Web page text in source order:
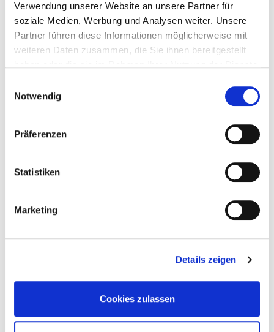
Verwendung unserer Website an unsere Partner für
soziale Medien, Werbung und Analysen weiter. Unsere
Partner führen diese Informationen möglicherweise mit
weiteren Daten zusammen, die Sie ihnen bereitgestellt
Notwendig
Präferenzen
Statistiken
Marketing
Details zeigen
Cookies zulassen
Productos adecuados